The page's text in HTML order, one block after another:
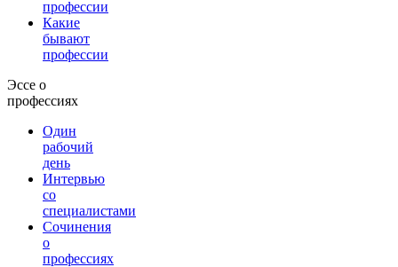
профессии
Какие
бывают
профессии
Эссе о
профессиях
Один
рабочий
день
Интервью
со
специалистами
Сочинения
о
профессиях